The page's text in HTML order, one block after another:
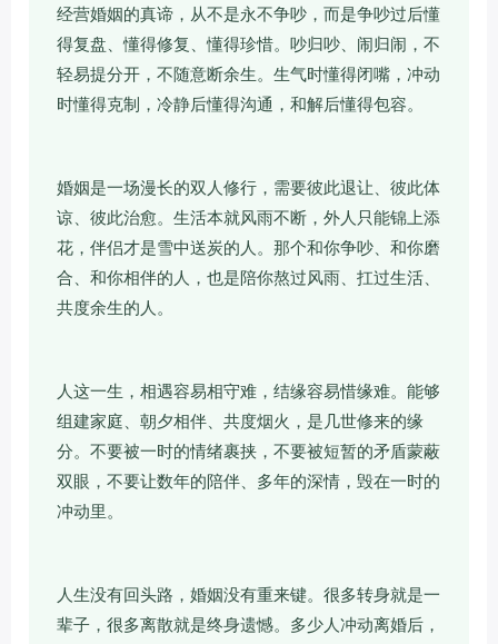
经营婚姻的真谛，从不是永不争吵，而是争吵过后懂
得复盘、懂得修复、懂得珍惜。吵归吵、闹归闹，不
轻易提分开，不随意断余生。生气时懂得闭嘴，冲动
时懂得克制，冷静后懂得沟通，和解后懂得包容。
婚姻是一场漫长的双人修行，需要彼此退让、彼此体
谅、彼此治愈。生活本就风雨不断，外人只能锦上添
花，伴侣才是雪中送炭的人。那个和你争吵、和你磨
合、和你相伴的人，也是陪你熬过风雨、扛过生活、
共度余生的人。
人这一生，相遇容易相守难，结缘容易惜缘难。能够
组建家庭、朝夕相伴、共度烟火，是几世修来的缘
分。不要被一时的情绪裹挟，不要被短暂的矛盾蒙蔽
双眼，不要让数年的陪伴、多年的深情，毁在一时的
冲动里。
人生没有回头路，婚姻没有重来键。很多转身就是一
辈子，很多离散就是终身遗憾。多少人冲动离婚后，